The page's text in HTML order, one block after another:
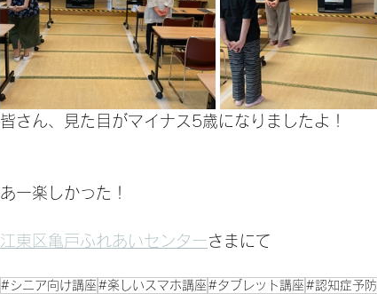
皆さん、見た目がマイナス5歳になりましたよ！
あー楽しかった！
江東区亀戸ふれあいセンターさまにて
#シニア向け講座 #楽しいスマホ講座 #タブレット講座 #認知症予防